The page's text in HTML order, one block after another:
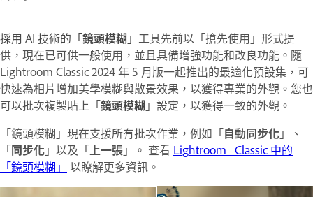
採用 AI 技術的「鏡頭模糊 」 工具先前以「搶先使用」形式提
供，現在已可供一般使用，並且具備增強功能和改良功能。隨
Lightroom Classic 2024 年 5 月版一起推出的最適化預設集，可
快速為相片增加美學模糊與散景效果，以獲得專業的外觀。您也
可以批次複製貼上「鏡頭模糊 」設定，以獲得一致的外觀。
「鏡頭模糊」現在支援所有批次作業，例如「自動同步化」、
「同步化」以及「上一張」。 查看 Lightroom Classic 中的
「鏡頭模糊」 以瞭解更多資訊。